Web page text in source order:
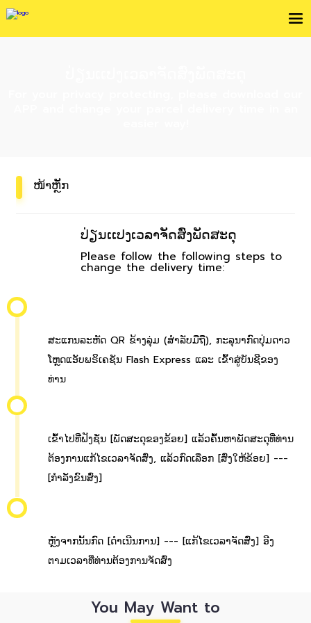
ໜ້າຫຼັກ
ປ່ຽນເເປງເວລາຈັດສົ່ງພັດສະດຸ
Please follow the following steps to
change the delivery time:
ສະແກນລະຫັດ QR ຂ້າງລຸ່ມ (ສຳລັບມືຖື), ກະລຸນາກົດປຸ່ມດາວ
ໂຫຼດແອັບພຣິເຄຊັນ Flash Express ແລະ ເຂົ້າສູ່ບັນຊີຂອງ
ທ່ານ
ເຂົ້າໄປທີ່ຟັງຊັ່ນ [ພັດສະດຸຂອງຂ້ອຍ] ແລ້ວຄົ້ນຫາພັດສະດຸທີ່ທ່ານ
ຕ້ອງການແກ້ໄຂເວລາຈັດສົ່ງ, ແລ້ວກົດເລືອກ [ສົ່ງໃຫ້ຂ້ອຍ] ---
[ກຳລັງຂົນສົ່ງ]
ຫຼັງຈາກນັ້ນກົດ [ດຳເນີນການ] --- [ແກ້ໄຂເວລາຈັດສົ່ງ] ອີງ
ຕາມເວລາທີ່ທ່ານຕ້ອງການຈັດສົ່ງ
You May Want to